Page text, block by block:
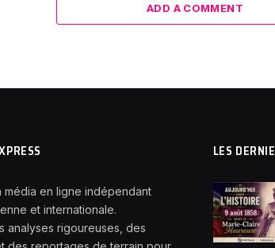
ADD A COMMENT
média en ligne indépendant
et internationale.
analyses rigoureuses, des
LES